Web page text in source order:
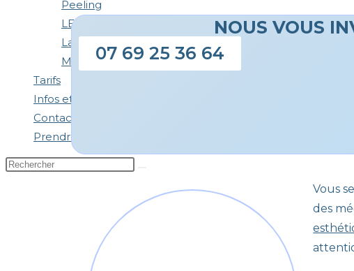
Peeling
LED
Laser CO²
Mésothéraphie
Tarifs
Infos et Actus
Contact
Prendre rendez-vous
NOUS VOUS
07 69 25 36 64
Vous
des